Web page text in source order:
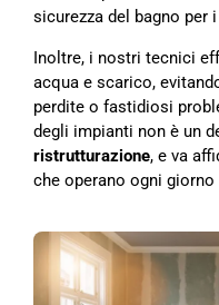
sicurezza del bagno per
Inoltre, i nostri tecnici
acqua e scarico,
perdite o fastidiosi
degli impianti non è un
ristrutturazione, e va
che operano ogni